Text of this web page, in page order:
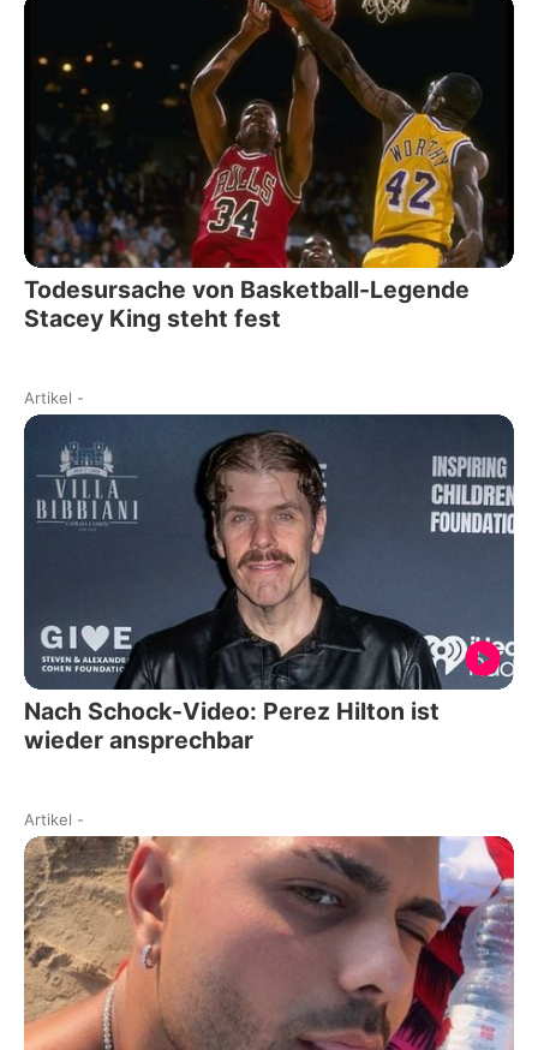
Todesursache von Basketball-Legende
Stacey King steht fest
Artikel -
Nach Schock-Video: Perez Hilton ist
wieder ansprechbar
Artikel -